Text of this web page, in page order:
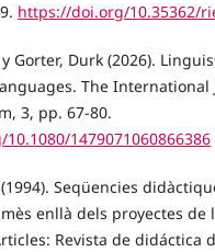
https://doi.org/10.35362/
y Gorter, Durk (2026).
The International
3, pp. 67-80.
1479071060866386
Seqüencies
enllà dels proyectes de
Revista de didáctica